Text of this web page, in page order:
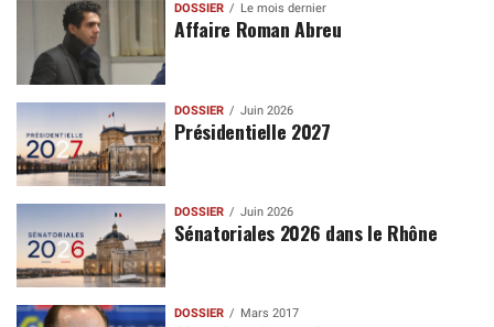
DOSSIER Le mois dernier
Affaire Roman Abreu
DOSSIER Juin 2026
Présidentielle 2027
DOSSIER Juin 2026
Sénatoriales 2026 dans le Rhône
DOSSIER Mars 2017